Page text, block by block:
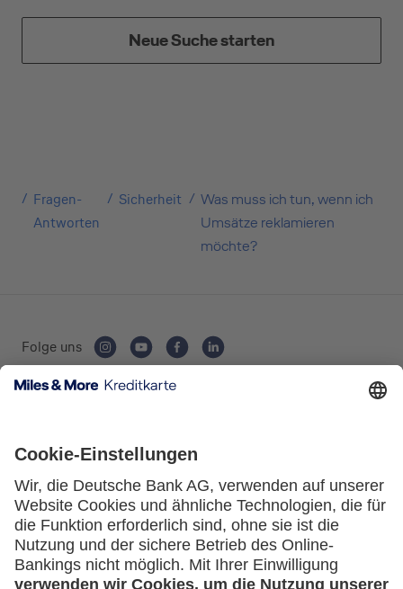
Neue Suche starten
Fragen-
Antworten
Sicherheit
Was muss ich tun, wenn ich
Umsätze reklamieren
möchte?
Folge uns
Service
Selbstständige
(z.B. e.K., Personengesellschaft (inkl. GbR),
GmbH)